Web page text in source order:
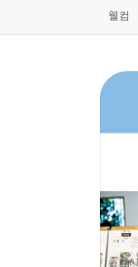
웰컴